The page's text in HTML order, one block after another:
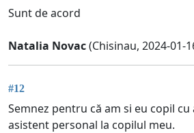
Sunt de acord
Natalia Novac(Chisinau, 2024-01-
#12
Semnez pentru că am si eu copil
asistent personal la copilul meu.